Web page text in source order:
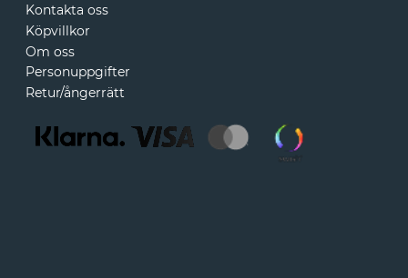
Kontakta oss
Köpvillkor
Om oss
Personuppgifter
Retur/ångerrätt